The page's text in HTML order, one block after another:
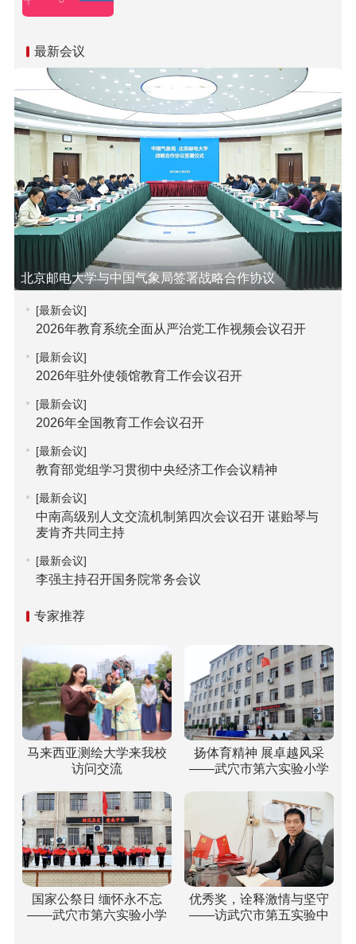
最新会议
北京邮电大学与中国气象局签署战略合作协议
[最新会议]
2026年教育系统全面从严治党工作视频会议召开
[最新会议]
2026年驻外使领馆教育工作会议召开
[最新会议]
2026年全国教育工作会议召开
[最新会议]
教育部党组学习贯彻中央经济工作会议精神
[最新会议]
中南高级别人文交流机制第四次会议召开 谌贻琴与
麦肯齐共同主持
[最新会议]
李强主持召开国务院常务会议
专家推荐
马来西亚测绘大学来我校
访问交流
扬体育精神 展卓越风采
——武穴市第六实验小学
园！
国家公祭日 缅怀永不忘
——武穴市第六实验小学
优秀奖，诠释激情与坚守
——访武穴市第五实验中